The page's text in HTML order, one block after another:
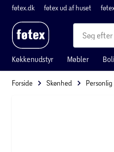
føtex.dk føtex ud af huset
Køkkenudstyr Møbler
Forside Skønhed